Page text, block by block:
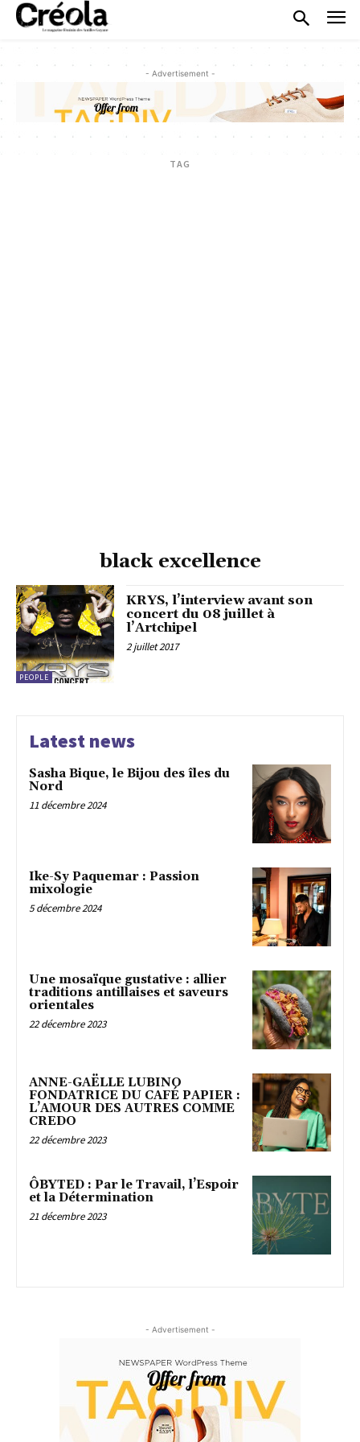
- Advertisement -
TAG
black excellence
PEOPLE
KRYS, l’interview avant son
concert du 08 juillet à
l’Artchipel
2 juillet 2017
Latest news
Sasha Bique, le Bijou des îles du
Nord
11 décembre 2024
Ike-Sy Paquemar : Passion
mixologie
5 décembre 2024
Une mosaïque gustative : allier
traditions antillaises et saveurs
orientales
22 décembre 2023
ANNE-GAËLLE LUBINO
FONDATRICE DU CAFÉ PAPIER :
L’AMOUR DES AUTRES COMME
CREDO
22 décembre 2023
ÔBYTED : Par le Travail, l’Espoir
et la Détermination
21 décembre 2023
- Advertisement -